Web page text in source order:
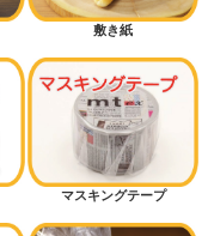
敷き紙
マスキングテープ